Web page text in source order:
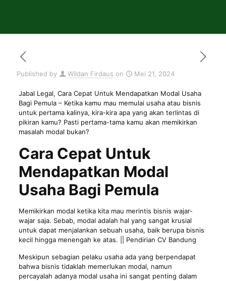
Published by Wildan Firdaus on Mei 21, 2024
Jabal Legal, Cara Cepat Untuk Mendapatkan Modal Usaha
Bagi Pemula – Ketika kamu mau memulai usaha atau bisnis
untuk pertama kalinya, kira-kira apa yang akan terlintas di
pikiran kamu? Pasti pertama-tama kamu akan memikirkan
masalah modal bukan?
Cara Cepat Untuk
Mendapatkan Modal
Usaha Bagi Pemula
Memikirkan modal ketika kita mau merintis bisnis wajar-
wajar saja. Sebab, modal adalah hal yang sangat krusial
untuk dapat menjalankan sebuah usaha, baik berupa bisnis
kecil hingga menengah ke atas. || Pendirian CV Bandung
Meskipun sebagian pelaku usaha ada yang berpendapat
bahwa bisnis tidaklah memerlukan modal, namun
percayalah adanya modal usaha ini sangat penting dalam